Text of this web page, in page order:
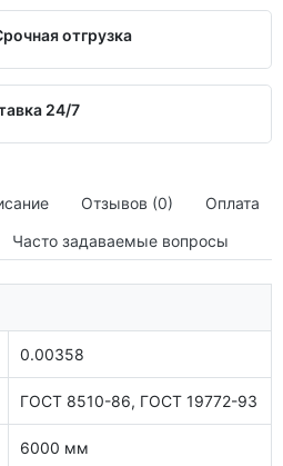
отгрузка
24/7
Отзывов (0)
Оплата
Часто задаваемые вопросы
0.00358
ГОСТ 8510-86, ГОСТ 19772-93
6000 мм